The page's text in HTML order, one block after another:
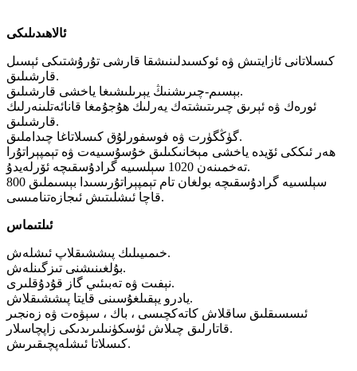
ئالاھىدىلىكى
كىسلاتانى ئازايتىش ۋە ئوكسىدلىنىشقا قارشى تۇرۇشتىكى ئېسىل
قارشىلىق.
بېسىم-چىرىشنىڭ يېرىلىشىغا ياخشى قارشىلىق.
ئورەك ۋە ئېرىق چىرىتىشتەك يەرلىك ھۇجۇمغا قانائەتلىنەرلىك
قارشىلىق.
گۈڭگۈرت ۋە فوسفورلۇق كىسلاتاغا چىداملىق.
ھەر ئىككى ئۆيدە ياخشى مېخانىكىلىق خۇسۇسىيەت ۋە تېمپېراتۇرا
تەخمىنەن 1020 سېلسىيە گرادۇسقىچە ئۆرلەيدۇ.
800 سېلسىيە گرادۇسقىچە بولغان تام تېمپېراتۇرىسىدا بېسىملىق
قاچا ئىشلىتىش ئىجازەتنامىسى.
ئىلتىماس
خىمىيىلىك پىششىقلاپ ئىشلەش.
بۇلغىنىشنى تىزگىنلەش.
نېفىت ۋە تەبىئىي گاز قۇدۇقلىرى.
يادرو يېقىلغۇسىنى قايتا پىششىقلاش.
ئىسسىقلىق ساقلاش كاتەكچىسى ، باك ، سېۋەت ۋە زەنجىر
قاتارلىق چىلاش ئۈسكۈنىلىرىدىكى زاپچاسلار.
كىسلاتا ئىشلەپچىقىرىش.